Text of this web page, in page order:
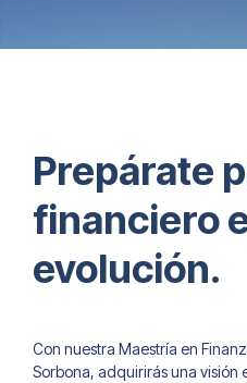
Prepárate
financiero
evolución.
Con nuestra Maestría en
Sorbona, adquirirás una visión